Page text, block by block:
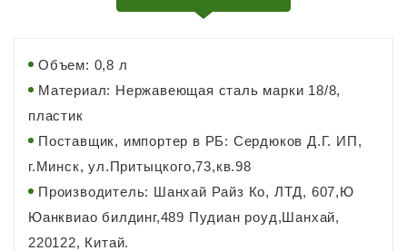
Объем: 0,8 л
Материал: Нержавеющая сталь марки 18/8,
пластик
Поставщик, импортер в РБ: Сердюков Д.Г. ИП,
г.Минск, ул.Притыцкого,73,кв.98
Производитель: Шанхай Райз Ко, ЛТД, 607,Ю
Юанквиао билдинг,489 Пудиан роуд,Шанхай,
220122, Китай.